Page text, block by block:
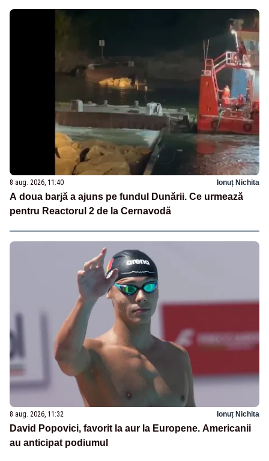
8 aug. 2026, 11:40 Ionuț Nichita
A doua barjă a ajuns pe fundul Dunării. Ce urmează
pentru Reactorul 2 de la Cernavodă
8 aug. 2026, 11:32 Ionuț Nichita
David Popovici, favorit la aur la Europene. Americanii
au anticipat podiumul